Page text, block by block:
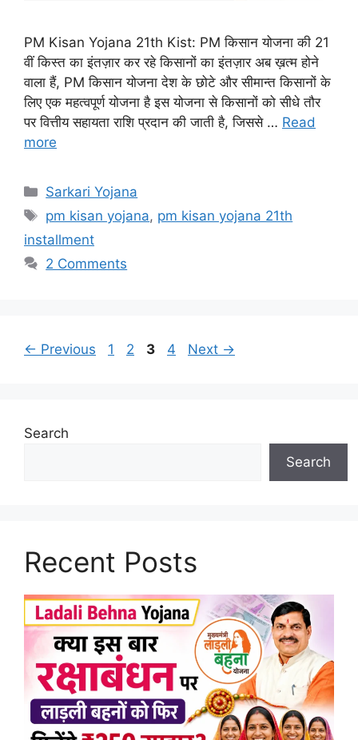
PM Kisan Yojana 21th Kist: PM किसान योजना की 21
वीं किस्त का इंतज़ार कर रहे किसानों का इंतज़ार अब ख़त्म होने
वाला हैं, PM किसान योजना देश के छोटे और सीमान्त किसानों के
लिए एक महत्वपूर्ण योजना है इस योजना से किसानों को सीधे तौर
पर वित्तीय सहायता राशि प्रदान की जाती है, जिससे … Read
more
Categories
Sarkari Yojana
Tags
pm kisan yojana, pm kisan yojana 21th
installment
2 Comments
← Previous Page
1 Page
2 Page
3 Page
4 Next →
Search
Search
Recent Posts